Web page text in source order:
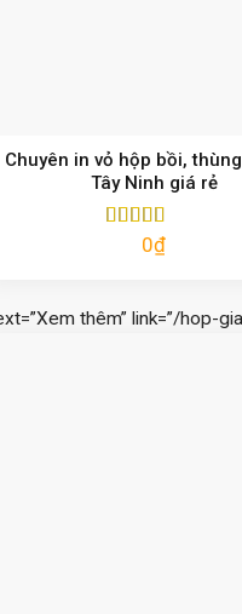
Chuyên in vỏ hộp bồi,
Tây Ninh giá rẻ
Được xếp
0₫
thêm” link=”/hop-